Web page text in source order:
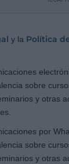
y la Política
sobre
y otras
por
sobre
y otras